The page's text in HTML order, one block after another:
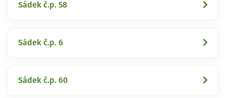
Sádek č.p. 58
Sádek č.p. 6
Sádek č.p. 60